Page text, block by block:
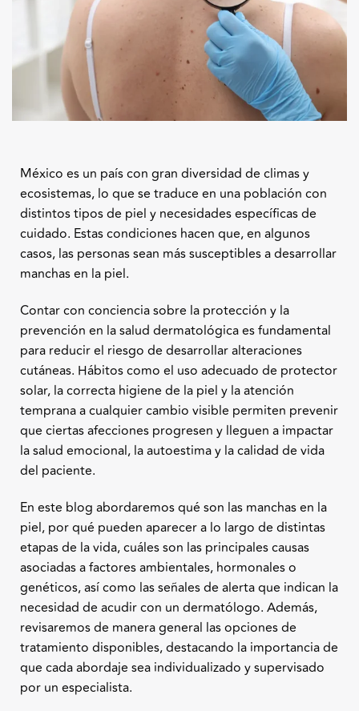
México es un país con gran diversidad de climas y
ecosistemas, lo que se traduce en una población con
distintos tipos de piel y necesidades específicas de
cuidado. Estas condiciones hacen que, en algunos
casos, las personas sean más susceptibles a desarrollar
manchas en la piel.
Contar con conciencia sobre la protección y la
prevención en la salud dermatológica es fundamental
para reducir el riesgo de desarrollar alteraciones
cutáneas. Hábitos como el uso adecuado de protector
solar, la correcta higiene de la piel y la atención
temprana a cualquier cambio visible permiten prevenir
que ciertas afecciones progresen y lleguen a impactar
la salud emocional, la autoestima y la calidad de vida
del paciente.
En este blog abordaremos qué son las manchas en la
piel, por qué pueden aparecer a lo largo de distintas
etapas de la vida, cuáles son las principales causas
asociadas a factores ambientales, hormonales o
genéticos, así como las señales de alerta que indican la
necesidad de acudir con un dermatólogo. Además,
revisaremos de manera general las opciones de
tratamiento disponibles, destacando la importancia de
que cada abordaje sea individualizado y supervisado
por un especialista.